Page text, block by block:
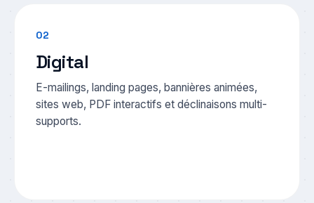
02
Digital
E-mailings, landing pages, bannières animées,
sites web, PDF interactifs et déclinaisons multi-
supports.